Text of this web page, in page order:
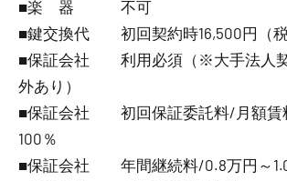
■楽 器 不可
■鍵交換代 初回契約時16,500円（税
■保証会社 利用必須（※大手法人契
外あり）
■保証会社 初回保証委託料/月額賃
100％
■保証会社 年間継続料/0.8万円～